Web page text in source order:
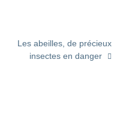
Les abeilles, de précieux
insectes en danger